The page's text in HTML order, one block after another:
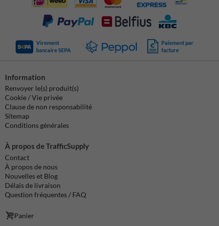
Virement
bancaire SEPA
Paiement par
facture
Information
Renvoyer le(s) produit(s)
Cookie / Vie privée
Clause de non responsabilité
Sitemap
Conditions générales
À propos de TrafficSupply
Contact
À propos de nous
Nouvelles et Blog
Délais de livraison
Question fréquentes / FAQ
Panier